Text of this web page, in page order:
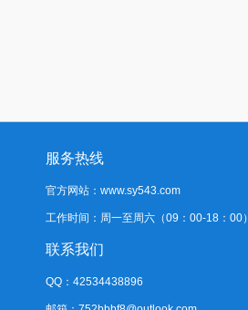
服务热线
官方网站：www.sy543.com
工作时间：周一至周六（09：00-18：00）
联系我们
QQ：42534438896